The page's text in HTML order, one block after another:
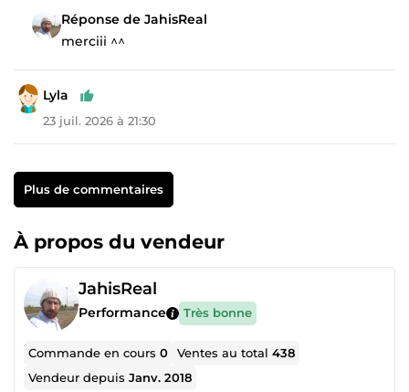
Réponse de JahisReal
merciii ^^
Lyla
23 juil. 2026 à 21:30
Plus de commentaires
À propos du vendeur
JahisReal
Performance Très bonne
Commande en cours0 Ventes au total438
Vendeur depuisJanv. 2018